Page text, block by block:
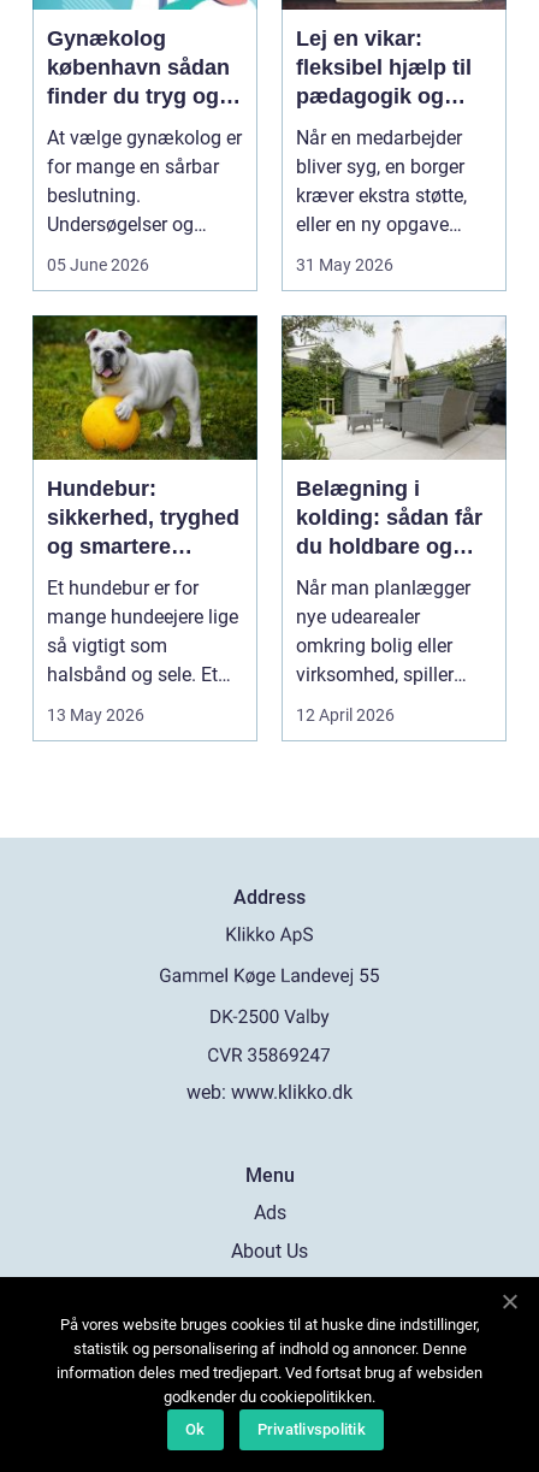
Gynækolog
københavn sådan
finder du tryg og
professionel hjælp
At vælge gynækolog er
for mange en sårbar
beslutning.
Undersøgelser og
behandlinger foregår i
05 June 2026
Lej en vikar:
fleksibel hjælp til
pædagogik og
sundhed
Når en medarbejder
bliver syg, en borger
kræver ekstra støtte,
eller en ny opgave
opstår fra dag til...
31 May 2026
Hundebur:
sikkerhed, tryghed
og smartere
hverdag med hund
Et hundebur er for
mange hundeejere lige
så vigtigt som
halsbånd og sele. Et
godt bur gi...
13 May 2026
Belægning i
kolding: sådan får
du holdbare og
flotte udearealer
Når man planlægger
nye udearealer
omkring bolig eller
virksomhed, spiller
belægningen en helt
centra...
12 April 2026
Address
web: www.klikko.dk
Menu
Ads
About Us
Contact
Sitemap
På vores website bruges cookies til at huske dine indstillinger,
statistik og personalisering af indhold og annoncer. Denne
information deles med tredjepart. Ved fortsat brug af websiden
godkender du cookiepolitikken.
Ok
Privatlivspolitik